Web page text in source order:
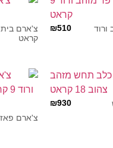
ורוד ₪510
קראט
₪930
צ'ארם